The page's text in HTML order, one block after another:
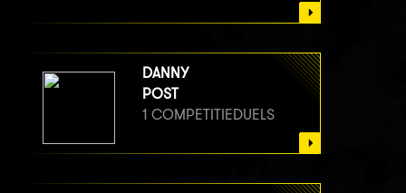
DANNY
POST
1 COMPETITIEDUELS